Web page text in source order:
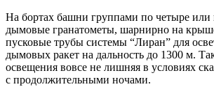
На бортах башни группами по четыре или
дымовые гранатометы, шарнирно на
пусковые трубы системы “Лиран” для
дымовых ракет на дальность до 1300 м.
освещения вовсе не лишняя в условиях
с продолжительными ночами.